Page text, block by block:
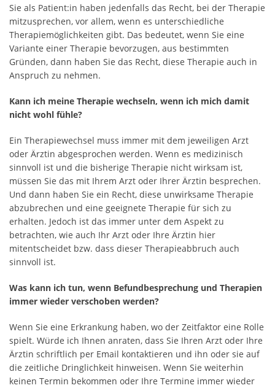
Sie als Patient:in haben jedenfalls das Recht, bei der Therapie
mitzusprechen, vor allem, wenn es unterschiedliche
Therapiemöglichkeiten gibt. Das bedeutet, wenn Sie eine
Variante einer Therapie bevorzugen, aus bestimmten
Gründen, dann haben Sie das Recht, diese Therapie auch in
Anspruch zu nehmen.
Kann ich meine Therapie wechseln, wenn ich mich damit
nicht wohl fühle?
Ein Therapiewechsel muss immer mit dem jeweiligen Arzt
oder Ärztin abgesprochen werden. Wenn es medizinisch
sinnvoll ist und die bisherige Therapie nicht wirksam ist,
müssen Sie das mit Ihrem Arzt oder Ihrer Ärztin besprechen.
Und dann haben Sie ein Recht, diese unwirksame Therapie
abzubrechen und eine geeignete Therapie für sich zu
erhalten. Jedoch ist das immer unter dem Aspekt zu
betrachten, wie auch Ihr Arzt oder Ihre Ärztin hier
mitentscheidet bzw. dass dieser Therapieabbruch auch
sinnvoll ist.
Was kann ich tun, wenn Befundbesprechung und Therapien
immer wieder verschoben werden?
Wenn Sie eine Erkrankung haben, wo der Zeitfaktor eine Rolle
spielt. Würde ich Ihnen anraten, dass Sie Ihren Arzt oder Ihre
Ärztin schriftlich per Email kontaktieren und ihn oder sie auf
die zeitliche Dringlichkeit hinweisen. Wenn Sie weiterhin
keinen Termin bekommen oder Ihre Termine immer wieder